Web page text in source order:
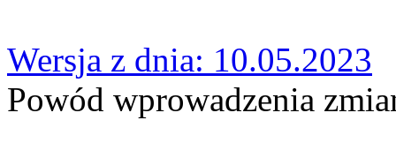
Wersja z dnia: 10.05.2023
Powód wprowadzenia